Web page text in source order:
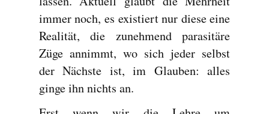
immer noch, es existiert nur diese eine
Realität, die zunehmend parasitäre
Züge annimmt, wo sich jeder selbst
der Nächste ist, im Glauben: alles
ginge ihn nichts an.